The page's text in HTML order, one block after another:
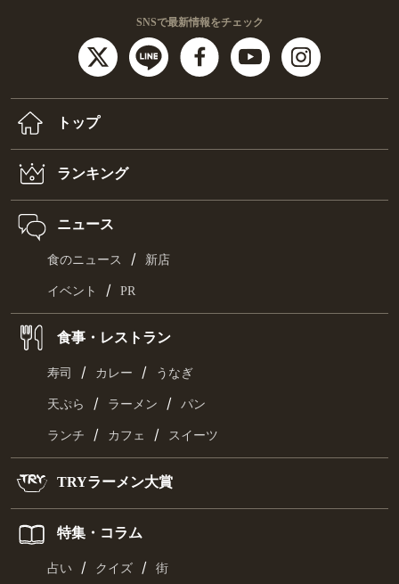
SNSで最新情報をチェック
トップ
ランキング
ニュース
食のニュース / 新店
イベント / PR
食事・レストラン
寿司 / カレー / うなぎ
天ぷら / ラーメン / パン
ランチ / カフェ / スイーツ
TRYラーメン大賞
特集・コラム
占い / クイズ / 街